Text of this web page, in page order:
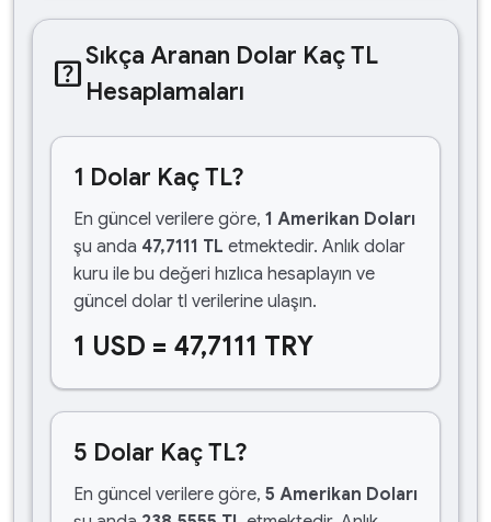
help_centerSıkça Aranan Dolar Kaç TL
Hesaplamaları
1 Dolar Kaç TL?
En güncel verilere göre, 1 Amerikan Doları
şu anda 47,7111 TL etmektedir. Anlık dolar
kuru ile bu değeri hızlıca hesaplayın ve
güncel dolar tl verilerine ulaşın.
1 USD = 47,7111 TRY
5 Dolar Kaç TL?
En güncel verilere göre, 5 Amerikan Doları